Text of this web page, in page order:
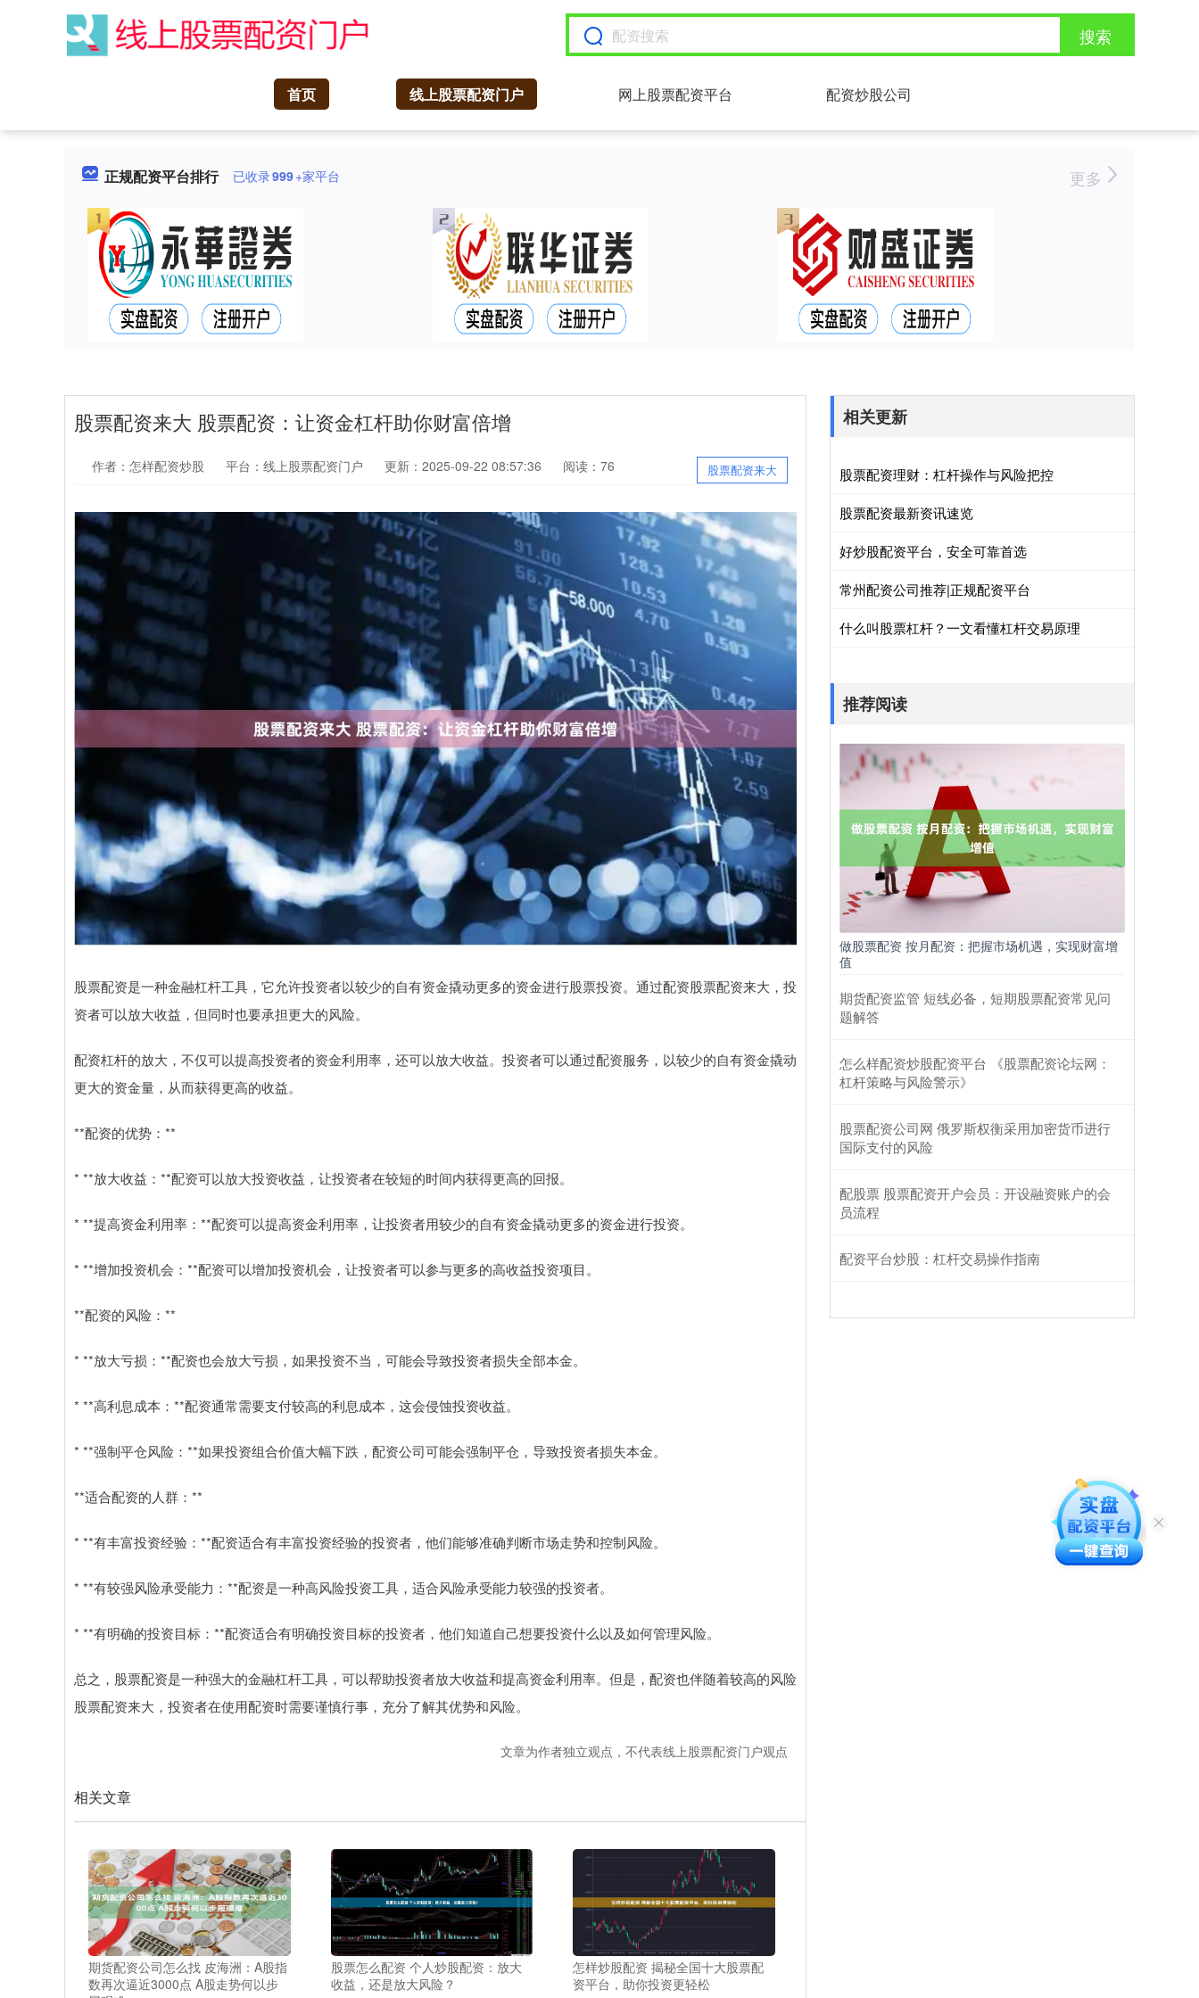
搜索
首页 线上股票配资门户 网上股票配资平台 配资炒股公司
正规配资平台排行 已收录999+家平台 更多
股票配资来大 股票配资：让资金杠杆助你财富倍增
股票配资来大
作者：怎样配资炒股 平台：线上股票配资门户 更新：2025-09-22 08:57:36 阅读：76
股票配资是一种金融杠杆工具，它允许投资者以较少的自有资金撬动更多的资金进行股票投资。通过配资股票配资来大，投
资者可以放大收益，但同时也要承担更大的风险。
配资杠杆的放大，不仅可以提高投资者的资金利用率，还可以放大收益。投资者可以通过配资服务，以较少的自有资金撬动
更大的资金量，从而获得更高的收益。
**配资的优势：**
* **放大收益：**配资可以放大投资收益，让投资者在较短的时间内获得更高的回报。
* **提高资金利用率：**配资可以提高资金利用率，让投资者用较少的自有资金撬动更多的资金进行投资。
* **增加投资机会：**配资可以增加投资机会，让投资者可以参与更多的高收益投资项目。
**配资的风险：**
* **放大亏损：**配资也会放大亏损，如果投资不当，可能会导致投资者损失全部本金。
* **高利息成本：**配资通常需要支付较高的利息成本，这会侵蚀投资收益。
* **强制平仓风险：**如果投资组合价值大幅下跌，配资公司可能会强制平仓，导致投资者损失本金。
**适合配资的人群：**
* **有丰富投资经验：**配资适合有丰富投资经验的投资者，他们能够准确判断市场走势和控制风险。
* **有较强风险承受能力：**配资是一种高风险投资工具，适合风险承受能力较强的投资者。
* **有明确的投资目标：**配资适合有明确投资目标的投资者，他们知道自己想要投资什么以及如何管理风险。
总之，股票配资是一种强大的金融杠杆工具，可以帮助投资者放大收益和提高资金利用率。但是，配资也伴随着较高的风险
股票配资来大，投资者在使用配资时需要谨慎行事，充分了解其优势和风险。
文章为作者独立观点，不代表线上股票配资门户观点
相关文章
期货配资公司怎么找 皮海洲：A股指
数再次逼近3000点 A股走势何以步
股票怎么配资 个人炒股配资：放大
收益，还是放大风险？
怎样炒股配资 揭秘全国十大股票配
资平台，助你投资更轻松
相关更新
股票配资理财：杠杆操作与风险把控
股票配资最新资讯速览
好炒股配资平台，安全可靠首选
常州配资公司推荐|正规配资平台
什么叫股票杠杆？一文看懂杠杆交易原理
推荐阅读
做股票配资 按月配资：把握市场机遇，实现财富增
值
期货配资监管 短线必备，短期股票配资常见问
题解答
怎么样配资炒股配资平台 《股票配资论坛网：
杠杆策略与风险警示》
股票配资公司网 俄罗斯权衡采用加密货币进行
国际支付的风险
配股票 股票配资开户会员：开设融资账户的会
员流程
配资平台炒股：杠杆交易操作指南